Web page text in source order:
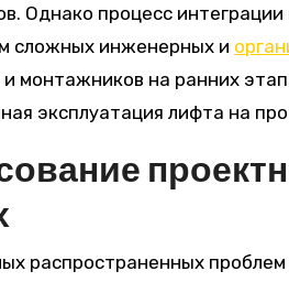
Однако процесс
сложных инженерных и
монтажников на ранних
эксплуатация лифта на
распространенных